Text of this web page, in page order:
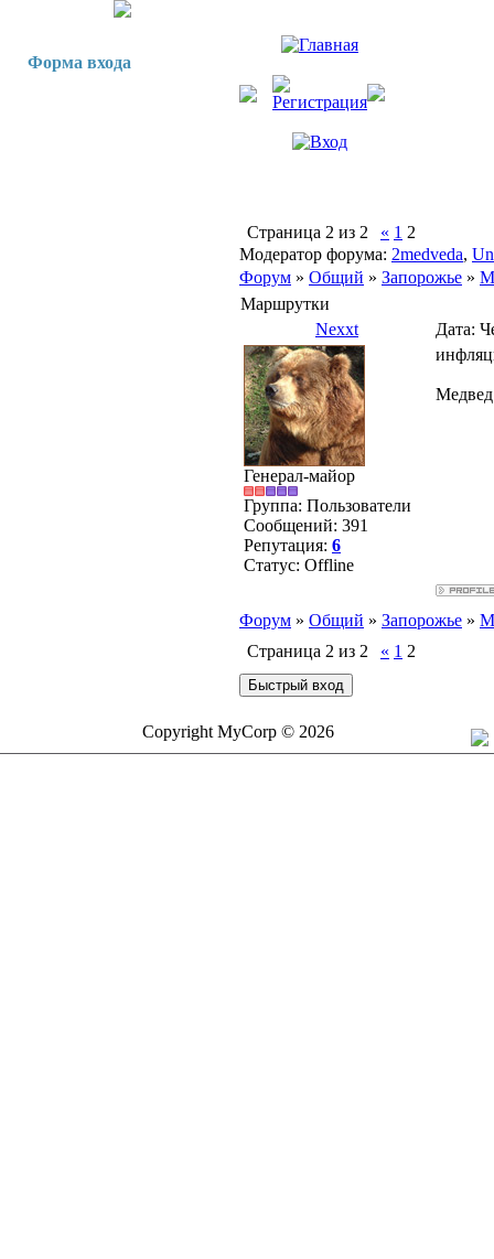
Форма входа
Страница 2 из 2 « 1 2
Модератор форума: 2medveda,
Форум » Общий » Запорожье »
Маршрутки
Nexxt
Дата:
Генерал-майор
Группа: Пользователи
Сообщений: 391
Репутация: 6
Статус: Offline
Медвед
Форум » Общий » Запорожье »
Страница 2 из 2 « 1 2
Copyright MyCorp © 2026